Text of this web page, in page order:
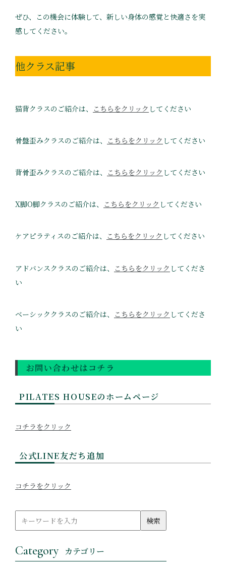
ぜひ、この機会に体験して、新しい身体の感覚と快適さを実
感してください。
他クラス記事
猫背クラスのご紹介は、 こちらをクリック してください
骨盤歪みクラスのご紹介は、 こちらをクリック してください
背骨歪みクラスのご紹介は、 こちらをクリック してください
X脚O脚クラスのご紹介は、 こちらをクリック してください
ケアピラティスのご紹介は、 こちらをクリック してください
アドバンスクラスのご紹介は、 こちらをクリック してくださ
い
ベーシッククラスのご紹介は、 こちらをクリック してくださ
い
お問い合わせはコチラ
PILATES HOUSEのホームページ
コチラをクリック
公式LINE友だち追加
コチラをクリック
Category カテゴリー